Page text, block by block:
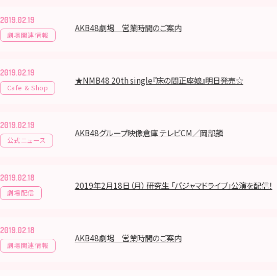
2019.02.19
劇場関連情報
AKB48劇場 営業時間のご案内
2019.02.19
Cafe & Shop
★NMB48 20th single『床の間正座娘』明日発売☆
2019.02.19
公式ニュース
AKB48グループ映像倉庫 テレビCM／岡部麟
2019.02.18
劇場配信
2019年2月18日（月） 研究生 「パジャマドライブ」公演を配信！
2019.02.18
劇場関連情報
AKB48劇場 営業時間のご案内